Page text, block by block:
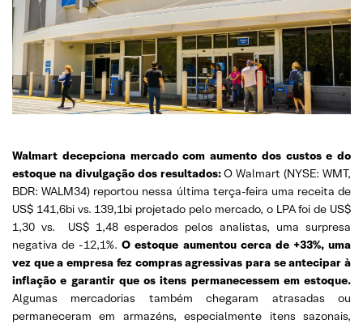
Walmart decepciona mercado com aumento dos custos e do
estoque na divulgação dos resultados:O Walmart (NYSE: WMT,
BDR: WALM34) reportou nessa última terça-feira uma receita de
US$ 141,6bi vs. 139,1bi projetado pelo mercado, o LPA foi de US$
1,30 vs. US$ 1,48 esperados pelos analistas, uma surpresa
negativa de -12,1%.O estoque aumentou cerca de +33%, uma
vez que a empresa fez compras agressivas para se antecipar à
inflação e garantir que os itens permanecessem em estoque.
Algumas mercadorias também chegaram atrasadas ou
permaneceram em armazéns, especialmente itens sazonais,